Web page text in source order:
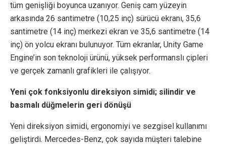
tüm genişliği boyunca uzanıyor. Geniş cam yüzeyin
arkasında 26 santimetre (10,25 inç) sürücü ekranı, 35,6
santimetre (14 inç) merkezi ekran ve 35,6 santimetre (14
inç) ön yolcu ekranı bulunuyor. Tüm ekranlar, Unity Game
Engine’in son teknoloji ürünü, yüksek performanslı çipleri
ve gerçek zamanlı grafikleri ile çalışıyor.
Yeni çok fonksiyonlu direksiyon simidi; silindir ve
basmalı düğmelerin geri dönüşü
Yeni direksiyon simidi, ergonomiyi ve sezgisel kullanımı
geliştirdi. Mercedes-Benz, çok sayıda müşteri talebine